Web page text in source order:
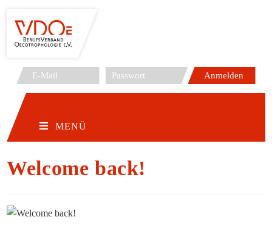
Inhalt
springen
MENÜ
Welcome back!